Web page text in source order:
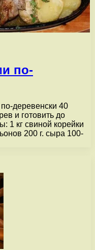
по-
деревенски 40
и готовить до
1 кг свиной корейки
200 г. сыра 100-